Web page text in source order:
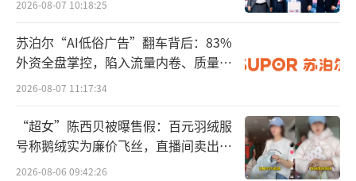
劝人学医，天打雷劈——这句话来自广大的
医学生，用来抱怨医学专业学科任务重、成长
速度慢。其实这句话放在创投圈也同样贴切。
因为放眼整个人类商业文明发展史，很难找到
其他赛道比bio-tech更适合称为“过会杀
手”“创业雷点精华”：
2026-08-07 10:18:25
苏泊尔“AI低俗广告”翻车背后：83%
外资全盘掌控，陷入流量内卷、质量频
发的负循环
2026-08-07 11:17:34
“超女”陈西贝被曝售假：百元羽绒服
号称鹅绒实为廉价飞丝，直播间卖出超
百万元
2026-08-06 09:42:26